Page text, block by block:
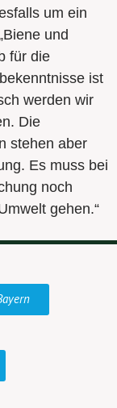
um ein
und
für die
ist
werden wir
Die
stehen aber
Es muss bei
noch
gehen.“